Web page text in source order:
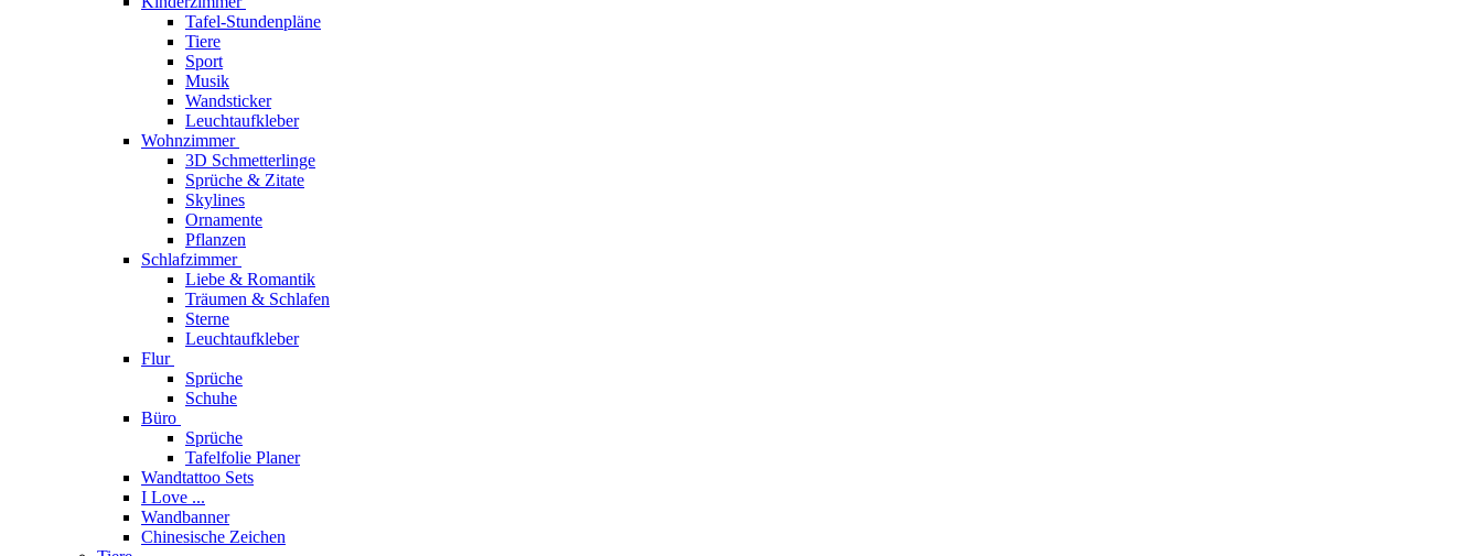
Tafel-Stundenpläne
Tiere
Sport
Musik
Wandsticker
Leuchtaufkleber
Wohnzimmer
3D Schmetterlinge
Sprüche & Zitate
Skylines
Ornamente
Pflanzen
Schlafzimmer
Liebe & Romantik
Träumen & Schlafen
Sterne
Leuchtaufkleber
Flur
Sprüche
Schuhe
Büro
Sprüche
Tafelfolie Planer
Wandtattoo Sets
I Love ...
Wandbanner
Chinesische Zeichen